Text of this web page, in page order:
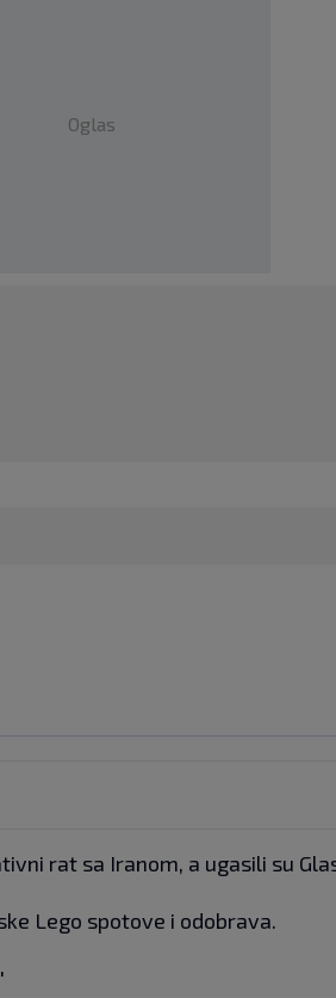
Oglas
rat sa Iranom, a ugasili su
Lego spotove i odobrava.